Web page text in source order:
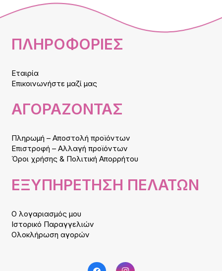
ΠΛΗΡΟΦΟΡΙΕΣ
Εταιρία
Επικοινωνήστε μαζί μας
ΑΓΟΡΑΖΟΝΤΑΣ
Πληρωμή – Αποστολή προϊόντων
Επιστροφή – Αλλαγή προϊόντων
Όροι χρήσης & Πολιτική Απορρήτου
ΕΞΥΠΗΡΕΤΗΣΗ ΠΕΛΑΤΩΝ
Ο λογαριασμός μου
Ιστορικό Παραγγελιών
Ολοκλήρωση αγορών